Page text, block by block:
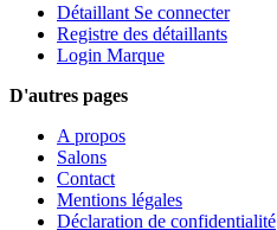
Détaillant Se connecter
Registre des détaillants
Login Marque
D'autres pages
A propos
Salons
Contact
Mentions légales
Déclaration de confidentialité